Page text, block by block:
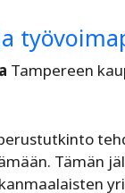
Tampereen
Tämän